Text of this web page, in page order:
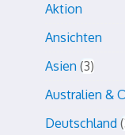
Aktion
Ansichten
Asien 3
Australien &
Deutschland